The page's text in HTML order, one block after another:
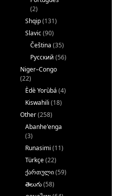
(2)
Shqip(131)
Slavic(90)
Čeština (35)
Русский (56)
Niger–Congo
(22)
Èdè Yorùbá (4)
Kiswahili (18)
Other(258)
Abanhe'enga
(3)
Runasimi (11)
Türkçe(22)
ქართული(59)
తెలుగు(58)